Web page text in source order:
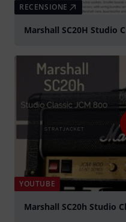
RECENSIONE
Marshall SC20H Studio
YOUTUBE
Marshall SC20h Studio